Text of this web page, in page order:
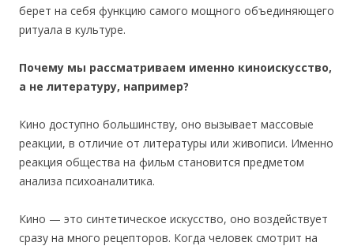
берет на себя функцию самого мощного объединяющего
ритуала в культуре.
Почему мы рассматриваем именно киноискусство,
а не литературу, например?
Кино доступно большинству, оно вызывает массовые
реакции, в отличие от литературы или живописи. Именно
реакция общества на фильм становится предметом
анализа психоаналитика.
Кино — это синтетическое искусство, оно воздействует
сразу на много рецепторов. Когда человек смотрит на